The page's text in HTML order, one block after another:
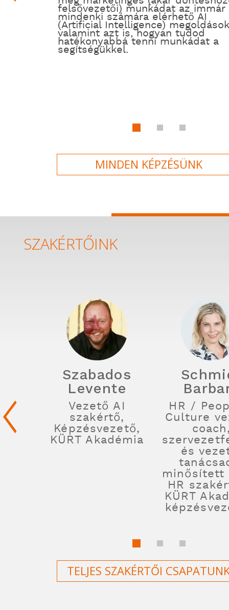
felsővezetői) munkádat az immár
mindenki számára elérhető AI
(Artificial Intelligence)
valamint azt is, hogyan tudod
hatékonyabbá tenni munkádat a
segítségükkel.
MINDEN KÉPZÉSÜNK
SZAKÉRTŐINK
Szabados
Levente
Vezető AI
szakértő,
Képzésvezető,
KÜRT Akadémia
HR /
Culture
és
minősített
HR
KÜRT
TELJES SZAKÉRTŐI